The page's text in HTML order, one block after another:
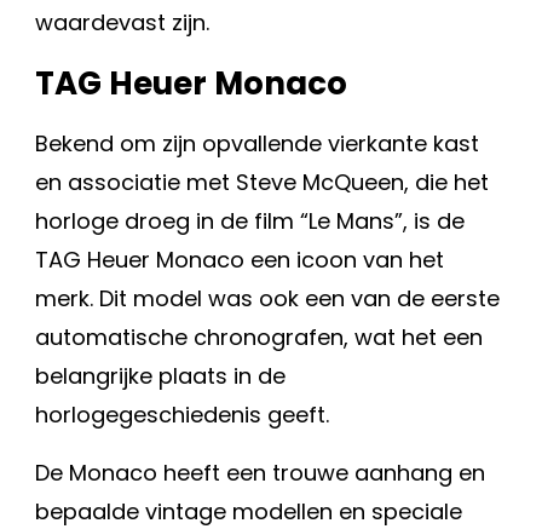
waardevast zijn.
TAG Heuer Monaco
Bekend om zijn opvallende vierkante kast
en associatie met Steve McQueen, die het
horloge droeg in de film “Le Mans”, is de
TAG Heuer Monaco een icoon van het
merk. Dit model was ook een van de eerste
automatische chronografen, wat het een
belangrijke plaats in de
horlogegeschiedenis geeft.
De Monaco heeft een trouwe aanhang en
bepaalde vintage modellen en speciale